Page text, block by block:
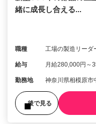
緒に成長し合える...
職種 工場の製造リーダ
給与 月給280,000円～
勤務地 神奈川県相模原市
後で見る